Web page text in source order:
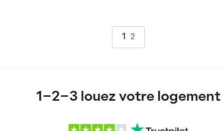
1 2
1-2-3 louez votre logement